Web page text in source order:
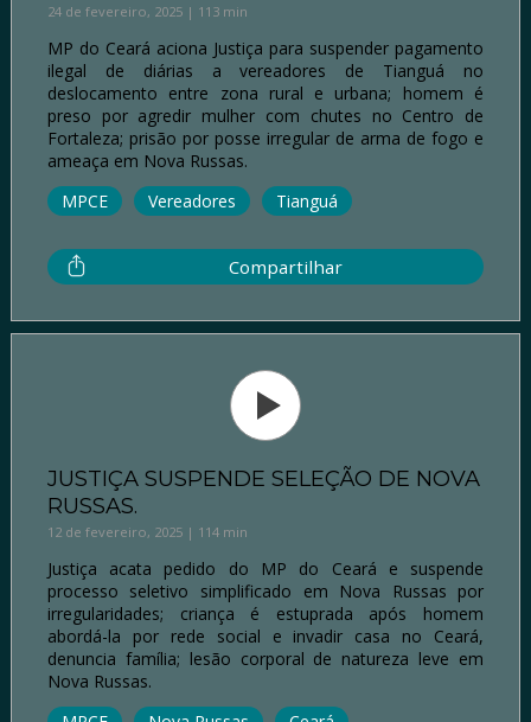
24 de fevereiro, 2025 | 113 min
MP do Ceará aciona Justiça para suspender pagamento
ilegal de diárias a vereadores de Tianguá no
deslocamento entre zona rural e urbana; homem é
preso por agredir mulher com chutes no Centro de
Fortaleza; prisão por posse irregular de arma de fogo e
ameaça em Nova Russas.
MPCE
Vereadores Tianguá
Compartilhar
JUSTIÇA SUSPENDE SELEÇÃO DE NOVA
RUSSAS.
12 de fevereiro, 2025 | 114 min
Justiça acata pedido do MP do Ceará e suspende
processo seletivo simplificado em Nova Russas por
irregularidades; criança é estuprada após homem
abordá-la por rede social e invadir casa no Ceará,
denuncia família; lesão corporal de natureza leve em
Nova Russas.